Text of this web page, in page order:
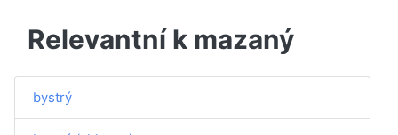
Relevantní k mazaný
bystrý